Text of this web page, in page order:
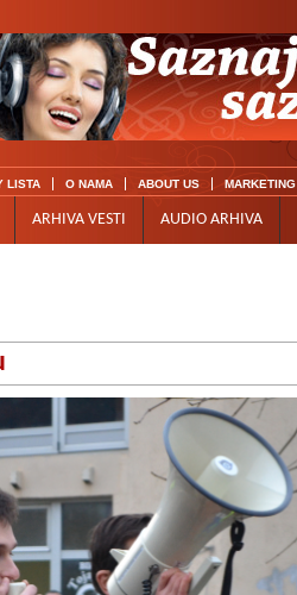
LISTA O NAMA ABOUT US MARKETING
ARHIVA VESTI AUDIO ARHIVA